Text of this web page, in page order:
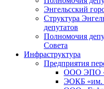
Энгельсский
Структура
депутатов
Полномочия
Совета
Инфраструктура
Предприятия
ООО ЭПО
ЭОКБ «им.